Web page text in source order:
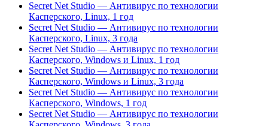
Secret Net Studio — Антивирус по технологии
Касперского, Linux, 1 год
Secret Net Studio — Антивирус по технологии
Касперского, Linux, 3 года
Secret Net Studio — Антивирус по технологии
Касперского, Windows и Linux, 1 год
Secret Net Studio — Антивирус по технологии
Касперского, Windows и Linux, 3 года
Secret Net Studio — Антивирус по технологии
Касперского, Windows, 1 год
Secret Net Studio — Антивирус по технологии